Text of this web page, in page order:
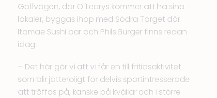
Golfvägen, där O´Learys kommer att ha sina
lokaler, byggas ihop med Södra Torget där
Itamae Sushi bar och Phils Burger finns redan
idag.
– Det här gör vi att vi får en till fritidsaktivitet
som blir jätteroligt för delvis sportintresserade
att träffas på, kanske på kvällar och i större